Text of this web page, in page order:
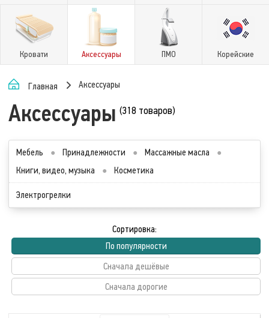
Кровати Аксессуары ПМО Корейские
Главная Аксессуары
Аксессуары (318 товаров)
Мебель ● Принадлежности ● Массажные масла
●
Книги, видео, музыка
● Косметика
Электрогрелки
Сортировка:
По популярности
Сначала дешёвые
Сначала дорогие